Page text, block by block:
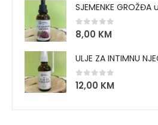
0 out of 5
8,00 KM
ULJE ZA INTIMNU
0out of 5
12,00 KM